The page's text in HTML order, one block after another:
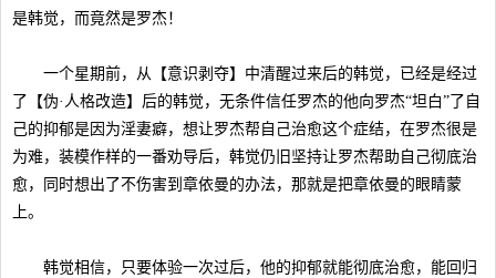
是韩觉，而竟然是罗杰！
一个星期前，从【意识剥夺】中清醒过来后的韩觉，已经是经过
了【伪·人格改造】后的韩觉，无条件信任罗杰的他向罗杰“坦白”了自
己的抑郁是因为淫妻癖，想让罗杰帮自己治愈这个症结，在罗杰很是
为难，装模作样的一番劝导后，韩觉仍旧坚持让罗杰帮助自己彻底治
愈，同时想出了不伤害到章依曼的办法，那就是把章依曼的眼睛蒙
上。
韩觉相信，只要体验一次过后，他的抑郁就能彻底治愈，能回归